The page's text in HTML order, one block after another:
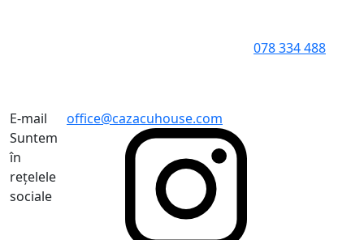
078 334 488
E-mail
office@cazacuhouse.com
Suntem
în
rețelele
sociale